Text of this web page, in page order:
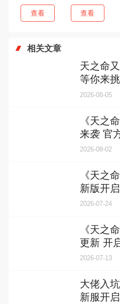
查看 查看
相关文章
天之命
等你来
2026-08-05
《天之
来袭 官
2026-08-02
《天之
新版开
风起航
2026-07-24
《天之
更新 开
2026-07-13
大佬入
新服开